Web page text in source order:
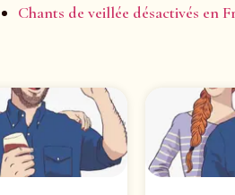
Chants de veillée désactivés en